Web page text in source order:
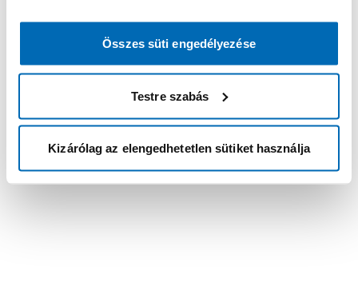
Összes süti engedélyezése
Testre szabás
Kizárólag az elengedhetetlen sütiket használja